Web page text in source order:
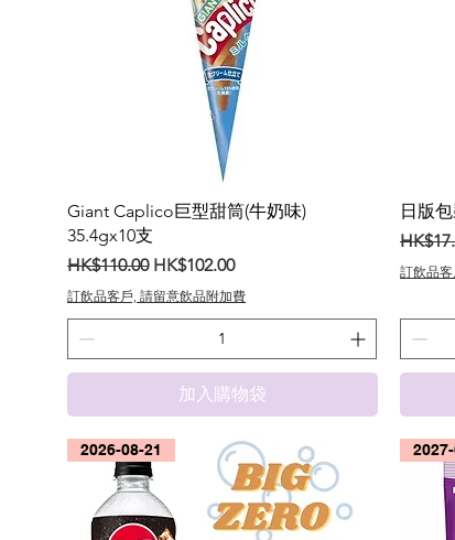
Giant Caplico巨型甜筒(牛奶味)
35.4gx10支
一般價格
HK$110.00 促銷價格
HK$102.00
訂飲品客戶, 請留意飲品附加費
加入購物袋
日版
一般
訂飲品
2026-08-21